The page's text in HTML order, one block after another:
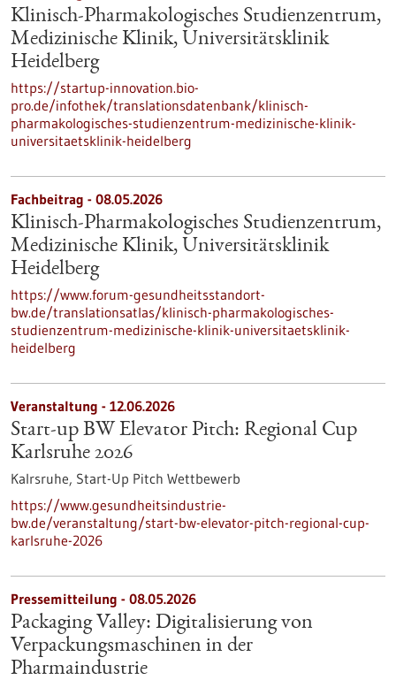
Klinisch-Pharmakologisches Studienzentrum,
Medizinische Klinik, Universitätsklinik
Heidelberg
https://startup-innovation.bio-
pro.de/infothek/translationsdatenbank/klinisch-
pharmakologisches-studienzentrum-medizinische-klinik-
universitaetsklinik-heidelberg
Fachbeitrag - 08.05.2026
Klinisch-Pharmakologisches Studienzentrum,
Medizinische Klinik, Universitätsklinik
Heidelberg
https://www.forum-gesundheitsstandort-
bw.de/translationsatlas/klinisch-pharmakologisches-
studienzentrum-medizinische-klinik-universitaetsklinik-
heidelberg
Veranstaltung - 12.06.2026
Start-up BW Elevator Pitch: Regional Cup
Karlsruhe 2026
Kalrsruhe, Start-Up Pitch Wettbewerb
https://www.gesundheitsindustrie-
bw.de/veranstaltung/start-bw-elevator-pitch-regional-cup-
karlsruhe-2026
Pressemitteilung - 08.05.2026
Packaging Valley: Digitalisierung von
Verpackungsmaschinen in der
Pharmaindustrie